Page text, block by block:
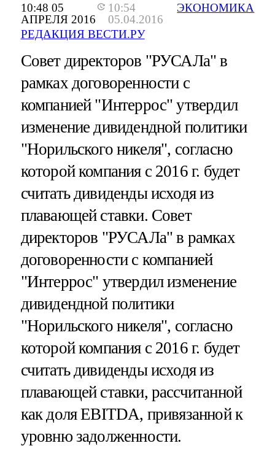
10:48 05
АПРЕЛЯ 2016
10:54
05.04.2016
РЕДАКЦИЯ ВЕСТИ.РУ
ЭКОНОМИКА
Совет директоров "РУСАЛа" в
рамках договоренности с
компанией "Интеррос" утвердил
изменение дивидендной политики
"Норильского никеля", согласно
которой компания с 2016 г. будет
считать дивиденды исходя из
плавающей ставки. Совет
директоров "РУСАЛа" в рамках
договоренности с компанией
"Интеррос" утвердил изменение
дивидендной политики
"Норильского никеля", согласно
которой компания с 2016 г. будет
считать дивиденды исходя из
плавающей ставки, рассчитанной
как доля EBITDA, привязанной к
уровню задолженности.